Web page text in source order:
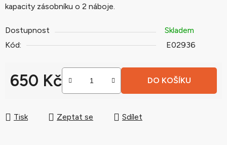
kapacity zásobníku o 2 náboje.
Dostupnost
Skladem
Kód:
E02936
650 Kč DO KOŠÍKU
Tisk Zeptat se Sdílet